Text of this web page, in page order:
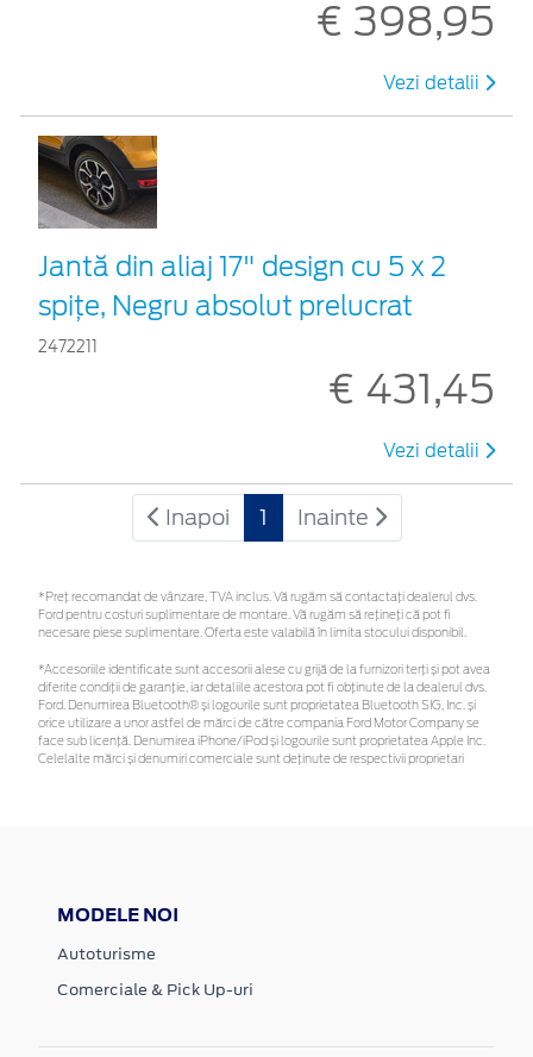
€ 398,95
Vezi detalii
Jantă din aliaj 17" design cu 5 x 2
spițe, Negru absolut prelucrat
2472211
€ 431,45
Vezi detalii
Inapoi 1 Inainte
*Preţ recomandat de vânzare, TVA inclus. Vă rugăm să contactaţi dealerul dvs.
Ford pentru costuri suplimentare de montare. Vă rugăm să rețineți că pot fi
necesare piese suplimentare. Oferta este valabilă în limita stocului disponibil.
*Accesoriile identificate sunt accesorii alese cu grijă de la furnizori terți și pot avea
diferite condiții de garanție, iar detaliile acestora pot fi obținute de la dealerul dvs.
Ford. Denumirea Bluetooth® și logourile sunt proprietatea Bluetooth SIG, Inc. și
orice utilizare a unor astfel de mărci de către compania Ford Motor Company se
face sub licență. Denumirea iPhone/iPod și logourile sunt proprietatea Apple Inc.
Celelalte mărci și denumiri comerciale sunt deținute de respectivii proprietari
MODELE NOI
Autoturisme
Comerciale & Pick Up-uri